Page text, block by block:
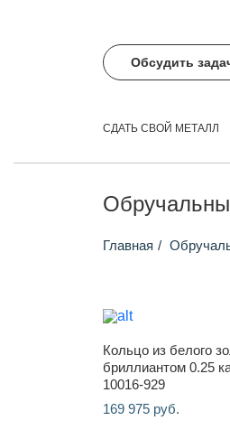
Обсудить
СДАТЬ СВОЙ МЕТАЛЛ
Главная
Кольцо из белого
бриллиантом 0.25
10016-929
169 975 руб.